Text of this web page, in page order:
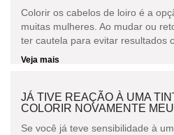
Colorir os cabelos de loiro é a
muitas mulheres. Ao mudar ou
ter cautela para evitar resultados
Veja mais
JÁ TIVE REAÇÃO À UMA
COLORIR NOVAMENTE
Se você já teve sensibilidade à